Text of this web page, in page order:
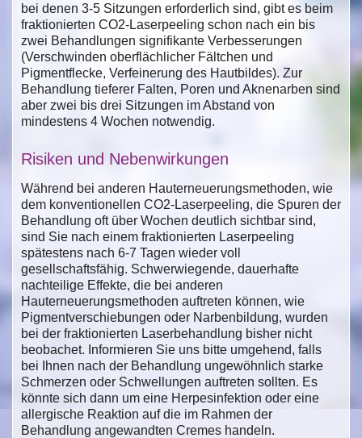
bei denen 3-5 Sitzungen erforderlich sind, gibt es beim
fraktionierten CO2-Laserpeeling schon nach ein bis
zwei Behandlungen signifikante Verbesserungen
(Verschwinden oberflächlicher Fältchen und
Pigmentflecke, Verfeinerung des Hautbildes). Zur
Behandlung tieferer Falten, Poren und Aknenarben sind
aber zwei bis drei Sitzungen im Abstand von
mindestens 4 Wochen notwendig.
Risiken und Nebenwirkungen
Während bei anderen Hauterneuerungsmethoden, wie
dem konventionellen CO2-Laserpeeling, die Spuren der
Behandlung oft über Wochen deutlich sichtbar sind,
sind Sie nach einem fraktionierten Laserpeeling
spätestens nach 6-7 Tagen wieder voll
gesellschaftsfähig. Schwerwiegende, dauerhafte
nachteilige Effekte, die bei anderen
Hauterneuerungsmethoden auftreten können, wie
Pigmentverschiebungen oder Narbenbildung, wurden
bei der fraktionierten Laserbehandlung bisher nicht
beobachet. Informieren Sie uns bitte umgehend, falls
bei Ihnen nach der Behandlung ungewöhnlich starke
Schmerzen oder Schwellungen auftreten sollten. Es
könnte sich dann um eine Herpesinfektion oder eine
allergische Reaktion auf die im Rahmen der
Behandlung angewandten Cremes handeln.